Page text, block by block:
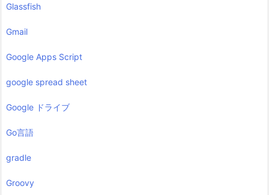
Glassfish
Gmail
Google Apps Script
google spread sheet
Google ドライブ
Go言語
gradle
Groovy